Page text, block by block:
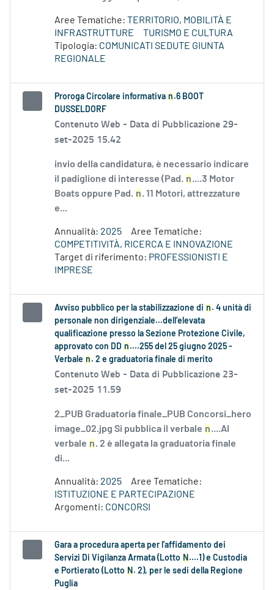
Aree Tematiche: TERRITORIO, MOBILITÀ E
INFRASTRUTTURE
TURISMO E CULTURA
Tipologia: COMUNICATI SEDUTE GIUNTA
REGIONALE
Proroga Circolare informativa n .6 BOOT
DUSSELDORF
Contenuto Web - Data di Pubblicazione 29-
set-2025 15.42
invio della candidatura, è necessario indicare
il padiglione di interesse (Pad. n....3 Motor
Boats oppure Pad. n. 11 Motori, attrezzature
e...
Annualità: 2025
Aree Tematiche:
COMPETITIVITÀ, RICERCA E INNOVAZIONE
Target di riferimento: PROFESSIONISTI E
IMPRESE
Avviso pubblico per la stabilizzazione di n . 4 unità di
personale non dirigenziale...dell’elevata
qualificazione presso la Sezione Protezione Civile,
approvato con DD n ....255 del 25 giugno 2025 -
Verbale n . 2 e graduatoria finale di merito
Contenuto Web - Data di Pubblicazione 23-
set-2025 11.59
2_PUB Graduatoria finale_PUB Concorsi_hero
image_02.jpg Si pubblica il verbale n....Al
verbale n. 2 è allegata la graduatoria finale
di...
Annualità: 2025
Aree Tematiche:
ISTITUZIONE E PARTECIPAZIONE
Argomenti: CONCORSI
Gara a procedura aperta per l'affidamento dei
Servizi Di Vigilanza Armata (Lotto N ....1) e Custodia
e Portierato (Lotto N . 2), per le sedi della Regione
Puglia